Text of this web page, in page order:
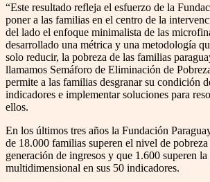
“Este resultado refleja el esfuerzo de la
poner a las familias en el centro de la
del lado el enfoque minimalista de las
desarrollado una métrica y una metodología
solo reducir, la pobreza de las familias
llamamos Semáforo de Eliminación de
permite a las familias desgranar su condición
indicadores e implementar soluciones para
ellos.
En los últimos tres años la Fundación
de 18.000 familias superen el nivel de pobreza
generación de ingresos y que 1.600 superen la
multidimensional en sus 50 indicadores.